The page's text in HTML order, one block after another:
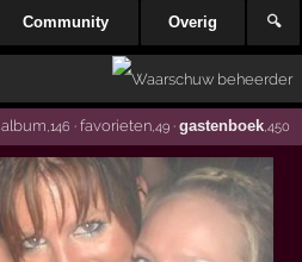
Community Overig 🔍
album ,146 · favorieten,49· gastenboek,450